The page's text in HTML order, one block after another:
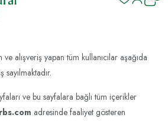
alışveriş yapan tüm kullanıcılar aşağıda
ve bu sayfalara bağlı tüm içerikler
adresinde faaliyet gösteren